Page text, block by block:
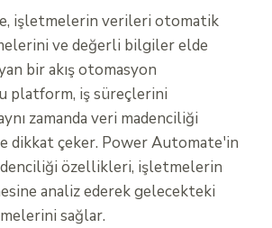
işletmelerin verileri otomatik
ve değerli bilgiler elde
bir akış otomasyon
platform, iş süreçlerini
zamanda veri madenciliği
dikkat çeker. Power Automate'in
özellikleri, işletmelerin
analiz ederek gelecekteki
sağlar.